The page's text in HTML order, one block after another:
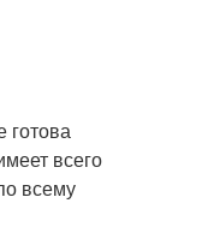
готова
всего
всему